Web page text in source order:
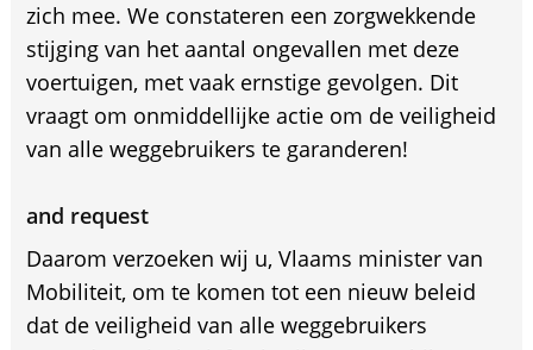
zich mee. We constateren een zorgwekkende
stijging van het aantal ongevallen met deze
voertuigen, met vaak ernstige gevolgen. Dit
vraagt om onmiddellijke actie om de veiligheid
van alle weggebruikers te garanderen!
and request
Daarom verzoeken wij u, Vlaams minister van
Mobiliteit, om te komen tot een nieuw beleid
dat de veiligheid van alle weggebruikers